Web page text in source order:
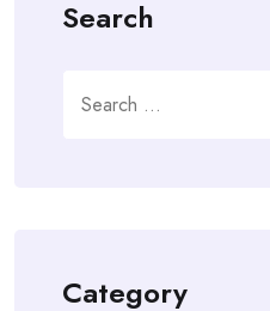
Search
Category